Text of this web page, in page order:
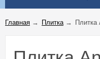
Главная → Плитка→ Плитка